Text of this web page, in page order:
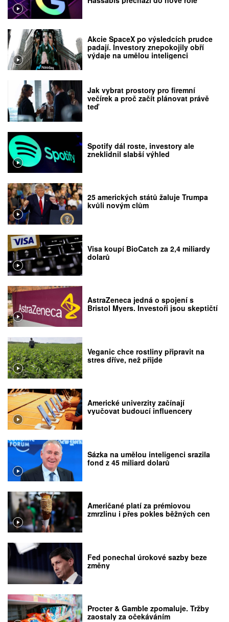
Akcie SpaceX po výsledcích prudce
padají. Investory znepokojily obří
výdaje na umělou inteligenci
Jak vybrat prostory pro firemní
večírek a proč začít plánovat právě
teď
Spotify dál roste, investory ale
zneklidnil slabší výhled
25 amerických států žaluje Trumpa
kvůli novým clům
Visa koupí BioCatch za 2,4 miliardy
dolarů
AstraZeneca jedná o spojení s
Bristol Myers. Investoři jsou skeptičtí
Veganic chce rostliny připravit na
stres dříve, než přijde
Americké univerzity začínají
vyučovat budoucí influencery
Sázka na umělou inteligenci srazila
fond z 45 miliard dolarů
Američané platí za prémiovou
zmrzlinu i přes pokles běžných cen
Fed ponechal úrokové sazby beze
změny
Procter & Gamble zpomaluje. Tržby
zaostaly za očekáváním